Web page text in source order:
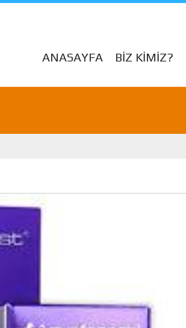
ANASAYFA BİZ KİMİZ?